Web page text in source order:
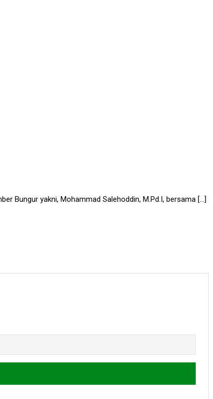
Bungur yakni, Mohammad Salehoddin, M.Pd.I, bersama […]